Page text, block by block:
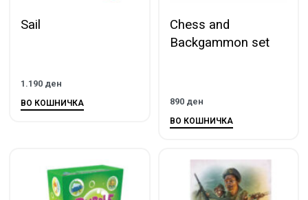
Sail
1.190 ден
ВО КОШНИЧКА
Chess and
Backgammon set
890 ден
ВО КОШНИЧКА